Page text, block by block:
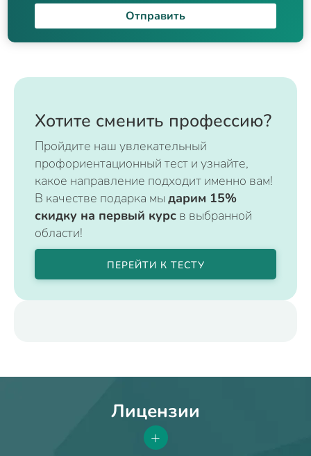
Отправить
Хотите сменить профессию?
Пройдите наш увлекательный
профориентационный тест и узнайте,
какое направление подходит именно вам!
В качестве подарка мы дарим 15%
скидку на первый курс в выбранной
области!
ПЕРЕЙТИ К ТЕСТУ
Лицензии
+